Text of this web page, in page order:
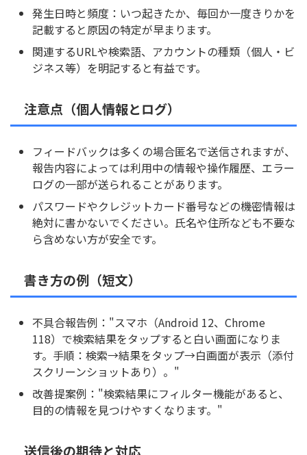
発生日時と頻度：いつ起きたか、毎回か一度きりかを
記載すると原因の特定が早まります。
関連するURLや検索語、アカウントの種類（個人・ビ
ジネス等）を明記すると有益です。
注意点（個人情報とログ）
フィードバックは多くの場合匿名で送信されますが、
報告内容によっては利用中の情報や操作履歴、エラー
ログの一部が送られることがあります。
パスワードやクレジットカード番号などの機密情報は
絶対に書かないでください。氏名や住所なども不要な
ら含めない方が安全です。
書き方の例（短文）
不具合報告例："スマホ（Android 12、Chrome
118）で検索結果をタップすると白い画面になりま
す。手順：検索→結果をタップ→白画面が表示（添付
スクリーンショットあり）。"
改善提案例："検索結果にフィルター機能があると、
目的の情報を見つけやすくなります。"
送信後の期待と対応